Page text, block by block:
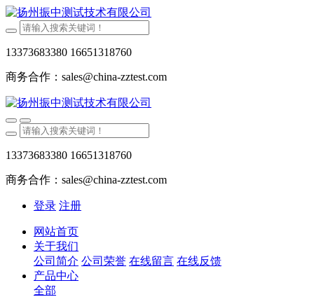
13373683380 16651318760
商务合作：sales@china-zztest.com
13373683380 16651318760
商务合作：sales@china-zztest.com
登录 注册
网站首页
关于我们
公司简介 公司荣誉 在线留言 在线反馈
产品中心
全部